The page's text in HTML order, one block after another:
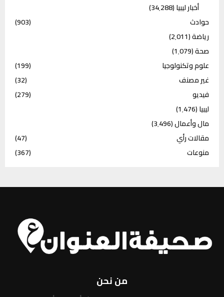
أخبار ليبيا(34٬288)
حوادث
(903)
رياضة(2٬011)
صحة(1٬079)
علوم وتكنولوجيا
(199)
غير مصنف
(32)
فيديو
(279)
ليبيا(1٬476)
مال وأعمال(3٬496)
مقالات رأي
(47)
منوعات
(367)
من نحن